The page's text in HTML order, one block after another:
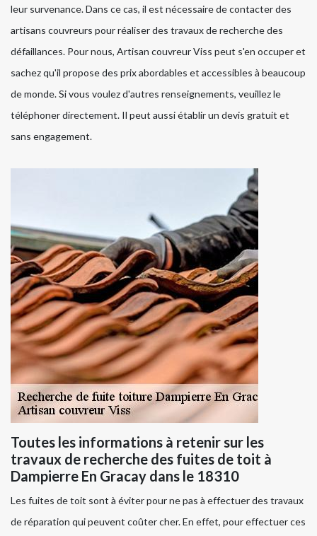
leur survenance. Dans ce cas, il est nécessaire de contacter des
artisans couvreurs pour réaliser des travaux de recherche des
défaillances. Pour nous, Artisan couvreur Viss peut s'en occuper et
sachez qu'il propose des prix abordables et accessibles à beaucoup
de monde. Si vous voulez d'autres renseignements, veuillez le
téléphoner directement. Il peut aussi établir un devis gratuit et
sans engagement.
Toutes les informations à retenir sur les
travaux de recherche des fuites de toit à
Dampierre En Gracay dans le 18310
Les fuites de toit sont à éviter pour ne pas à effectuer des travaux
de réparation qui peuvent coûter cher. En effet, pour effectuer ces